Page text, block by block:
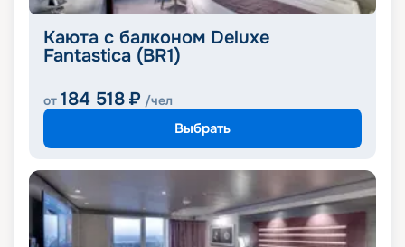
Каюта с балконом Deluxe
Fantastica (BR1)
от 184 518 ₽ /чел
Выбрать